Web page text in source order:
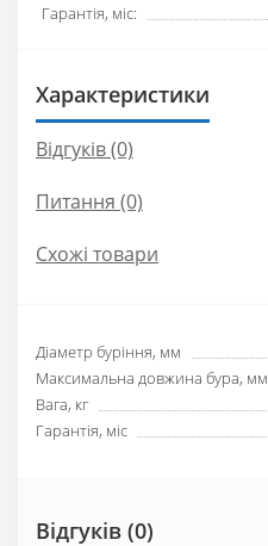
Гарантія, міс:
Характеристики
Відгуків (0)
Питання (0)
Схожі товари
Діаметр буріння, мм
Максимальна довжина бура, мм
Вага, кг
Гарантія, міс
Відгуків (0)